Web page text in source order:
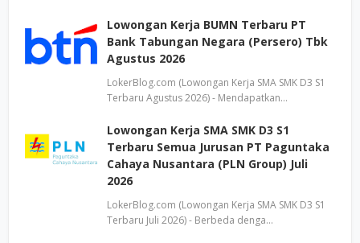
Lowongan Kerja BUMN Terbaru PT
Bank Tabungan Negara (Persero) Tbk
Agustus 2026
LokerBlog.com (Lowongan Kerja SMA SMK D3 S1
Terbaru Agustus 2026) - Mendapatkan…
Lowongan Kerja SMA SMK D3 S1
Terbaru Semua Jurusan PT Paguntaka
Cahaya Nusantara (PLN Group) Juli
2026
LokerBlog.com (Lowongan Kerja SMA SMK D3 S1
Terbaru Juli 2026) - Berbeda denga…